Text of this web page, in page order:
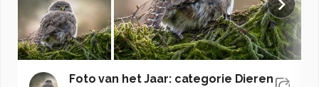
Foto van het Jaar: categorie Dieren